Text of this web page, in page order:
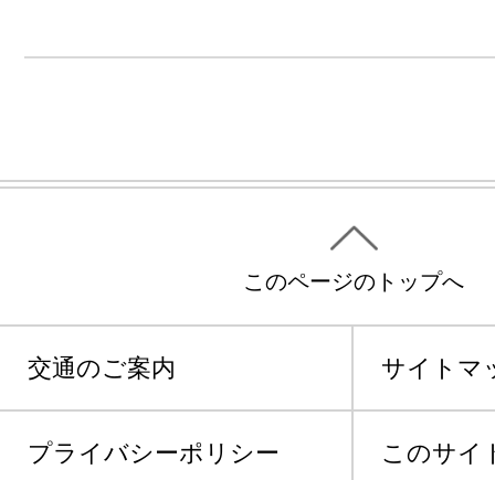
このページのトップへ
交通のご案内 サイトマ
プライバシーポリシー このサイ